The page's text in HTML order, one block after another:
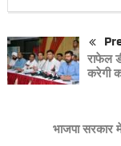
राफेल
करेगी
भाजपा सरकार